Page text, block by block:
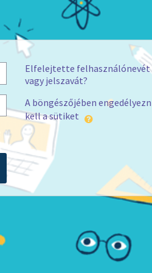
Elfelejtette felhasználónevét
vagy jelszavát?
A böngészőjében
kell a sütiket